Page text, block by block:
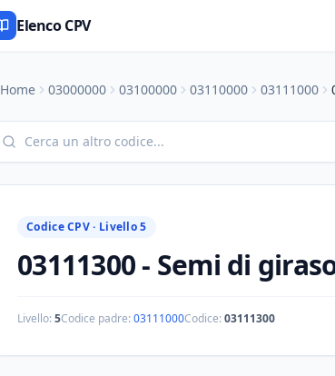
Elenco CPV
Home 03000000 03100000 03110000 03111000
Codice CPV · Livello 5
03111300- Semi di
Livello:5Codice padre:03111000Codice:03111300